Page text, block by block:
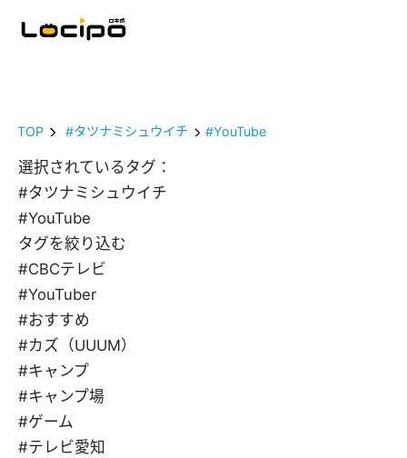
TOP #タツナミシュウイチ #YouTube
選択されているタグ：
#タツナミシュウイチ
#YouTube
タグを絞り込む
#CBCテレビ
#YouTuber
#おすすめ
#カズ（UUUM）
#キャンプ
#キャンプ場
#ゲーム
#テレビ愛知